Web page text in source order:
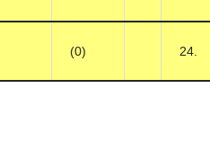
(0) 24.